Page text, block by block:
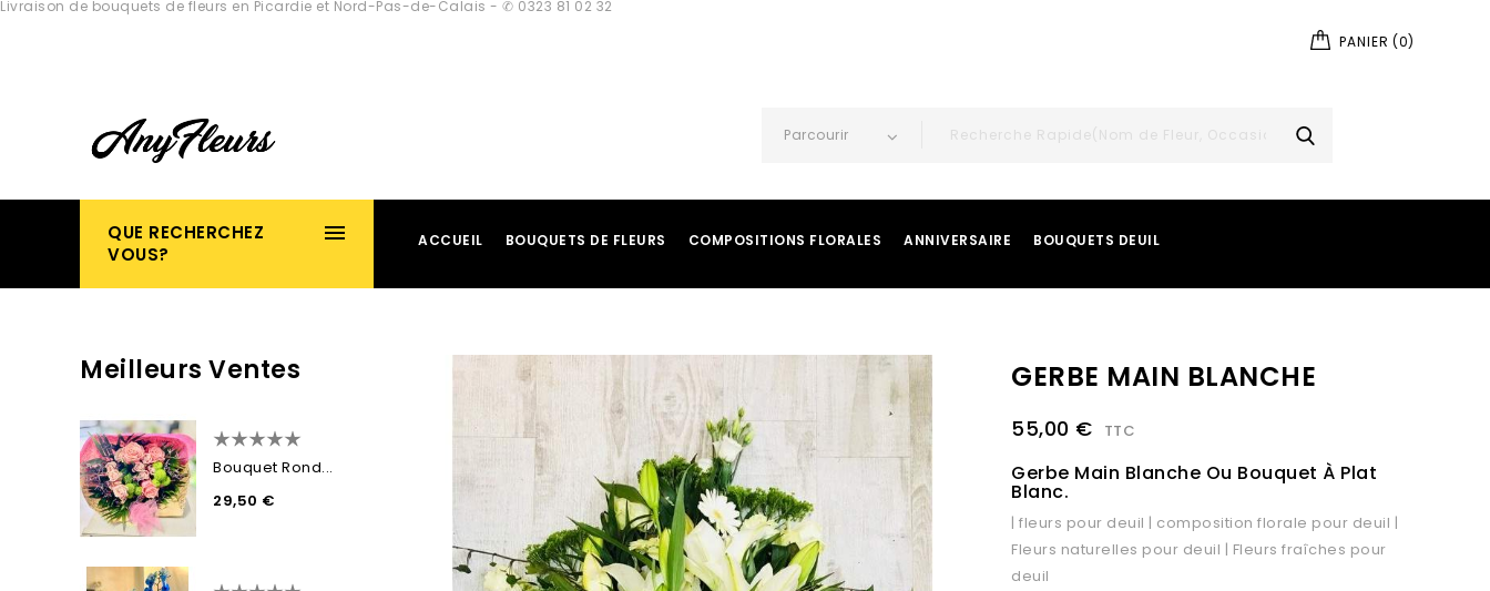
Livraison de bouquets de fleurs en Picardie et Nord-Pas-de-Calais - ✆ 0323 81 02 32
PANIER (0)
Parcourir
QUE RECHERCHEZ
VOUS?
ACCUEIL BOUQUETS DE FLEURS COMPOSITIONS FLORALES ANNIVERSAIRE BOUQUETS DEUIL
Meilleurs Ventes
Bouquet Rond...
29,50 €
GERBE MAIN BLANCHE
55,00 € TTC
Gerbe Main Blanche Ou Bouquet À Plat
Blanc.
| fleurs pour deuil | composition florale pour deuil |
Fleurs naturelles pour deuil | Fleurs fraîches pour
deuil